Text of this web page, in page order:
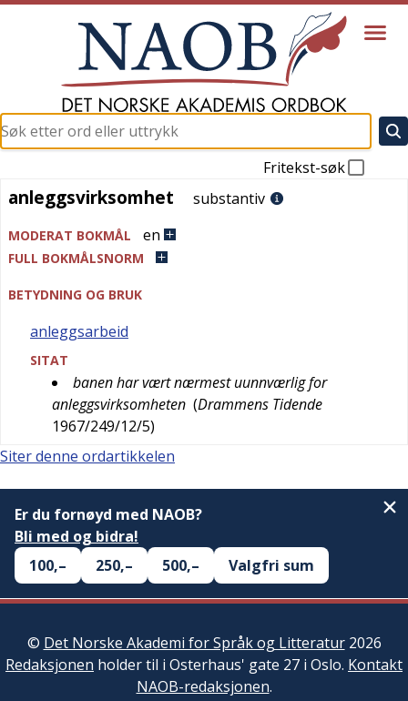
Fritekst-søk
anleggsvirksomhet
anleggsvirksomhet substantiv
MODERAT BOKMÅL en
FULL BOKMÅLSNORM
BETYDNING OG BRUK
anleggsarbeid
SITAT
banen har vært nærmest uunnværlig for
anleggsvirksomheten (Drammens Tidende
1967/249/12/5)
Siter denne ordartikkelen
Er du fornøyd med NAOB?
Bli med og bidra!
100,–
250,– 500,– Valgfri sum
© Det Norske Akademi for Språk og Litteratur2026
Redaksjonen holder til i Osterhaus' gate 27 i Oslo. Kontakt
NAOB-redaksjonen.